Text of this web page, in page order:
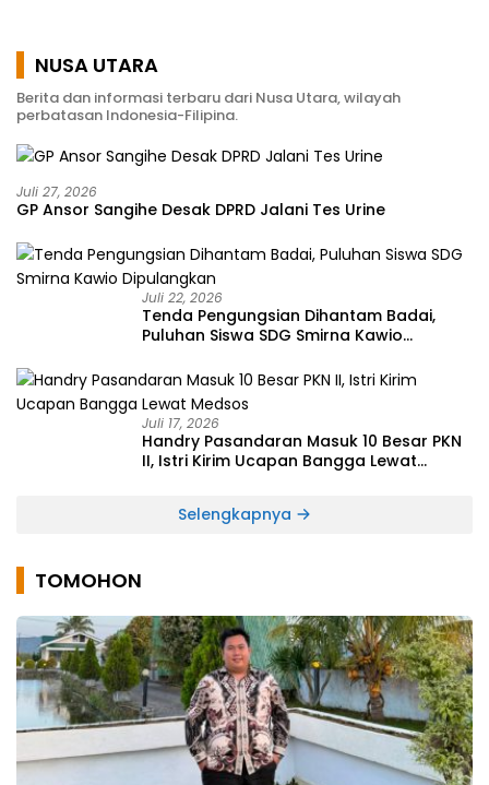
NUSA UTARA
Berita dan informasi terbaru dari Nusa Utara, wilayah
perbatasan Indonesia-Filipina.
Juli 27, 2026
GP Ansor Sangihe Desak DPRD Jalani Tes Urine
Juli 22, 2026
Tenda Pengungsian Dihantam Badai,
Puluhan Siswa SDG Smirna Kawio
Juli 17, 2026
Handry Pasandaran Masuk 10 Besar PKN
II, Istri Kirim Ucapan Bangga Lewat
Selengkapnya
TOMOHON